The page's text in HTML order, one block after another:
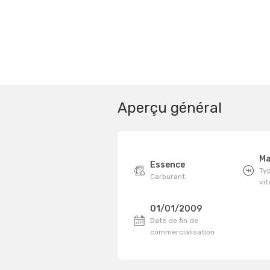
Aperçu général
Essence
Carburant
01/01/2009
Date de fin de
commercialisation